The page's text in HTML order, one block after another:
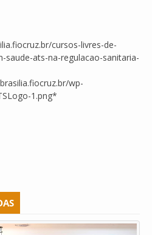
cursos-livres-de-
saude-ats-na-regulacao-sanitaria-
wp-
1.png*